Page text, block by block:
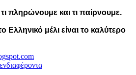
πληρώνουμε και τι παίρνουμε.
Ελληνικό μέλι είναι το καλύτερο